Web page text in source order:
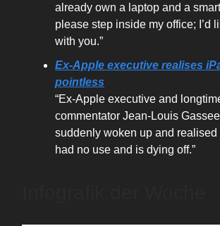
already own a laptop and a
please step inside my office; I’d
with you.”
Ex-Apple executive realises
pointless
“Ex-Apple executive and
commentator Jean-Louis
suddenly woken up and realised
had no use and is dying off.”